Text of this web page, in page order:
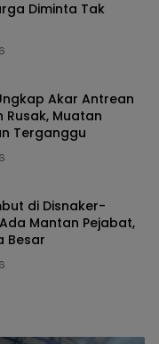
Diminta Tak
Akar Antrean
Rusak, Muatan
Terganggu
di Disnaker-
Ada Mantan Pejabat,
Besar